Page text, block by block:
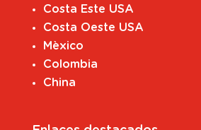
Costa Este USA
Costa Oeste USA
Mèxico
Colombia
China